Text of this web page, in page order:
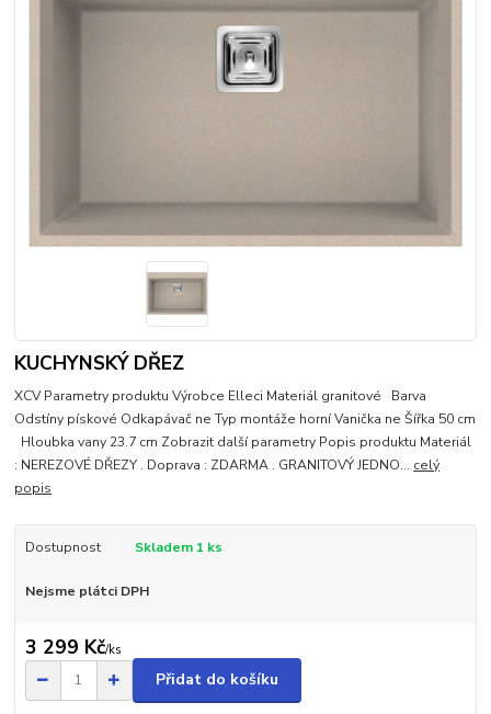
KUCHYNSKÝ DŘEZ
XCV Parametry produktu Výrobce Elleci Materiál granitové Barva
Odstíny pískové Odkapávač ne Typ montáže horní Vanička ne Šířka 50 cm
Hloubka vany 23.7 cm Zobrazit další parametry Popis produktu Materiál
: NEREZOVÉ DŘEZY . Doprava : ZDARMA . GRANITOVÝ JEDNO... celý
popis
Dostupnost Skladem 1 ks
Nejsme plátci DPH
3 299 Kč/ks
Přidat do košíku